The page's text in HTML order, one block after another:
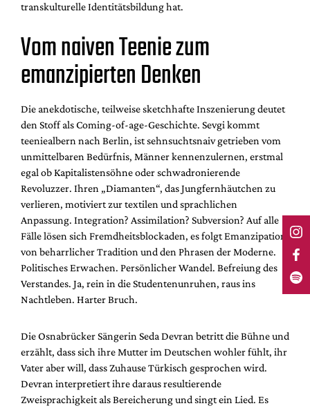
transkulturelle Identitätsbildung hat.
Vom naiven Teenie zum
emanzipierten Denken
Die anekdotische, teilweise sketchhafte Inszenierung deutet
den Stoff als Coming-of-age-Geschichte. Sevgi kommt
teeniealbern nach Berlin, ist sehnsuchtsnaiv getrieben vom
unmittelbaren Bedürfnis, Männer kennenzulernen, erstmal
egal ob Kapitalistensöhne oder schwadronierende
Revoluzzer. Ihren „Diamanten“, das Jungfernhäutchen zu
verlieren, motiviert zur textilen und sprachlichen
Anpassung. Integration? Assimilation? Subversion? Auf alle
Fälle lösen sich Fremdheitsblockaden, es folgt Emanzipation
von beharrlicher Tradition und den Phrasen der Moderne.
Politisches Erwachen. Persönlicher Wandel. Befreiung des
Verstandes. Ja, rein in die Studentenunruhen, raus ins
Nachtleben. Harter Bruch.
Die Osnabrücker Sängerin Seda Devran betritt die Bühne und
erzählt, dass sich ihre Mutter im Deutschen wohler fühlt, ihr
Vater aber will, dass Zuhause Türkisch gesprochen wird.
Devran interpretiert ihre daraus resultierende
Zweisprachigkeit als Bereicherung und singt ein Lied. Es